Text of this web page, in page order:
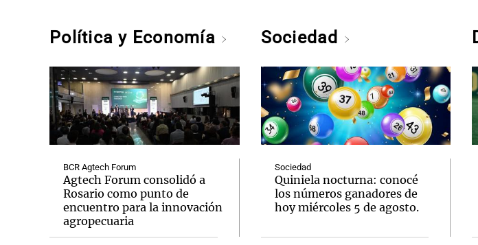
Política y Economía
BCR Agtech Forum
Agtech Forum consolidó a
Rosario como punto de
encuentro para la innovación
agropecuaria
Sociedad
Sociedad
Quiniela nocturna: conocé
los números ganadores de
hoy miércoles 5 de agosto.